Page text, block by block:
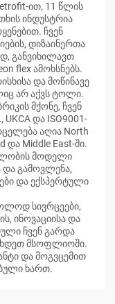
ით, 11 წლის
ინდუსტრია
ჩვენ
დიზაინერთა
განვიხილავთ
flex ამოხსნებს.
და მოწინავე
არ აქვს ტოლი.
მქონე, ჩვენ
UKCA და ISO9001-
აღია North
და Middle East-ში.
მოდელი
და გამოვლენა,
და ექსპერტული
სივრცეები,
ინოვაციისა და
ჩვენ გარდა
მსოფლიოში.
და მოგვცემით
ხართ.